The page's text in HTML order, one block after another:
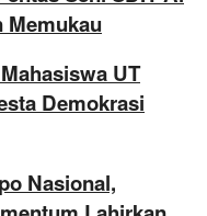
Memukau
UT
Demokrasi
Nasional,